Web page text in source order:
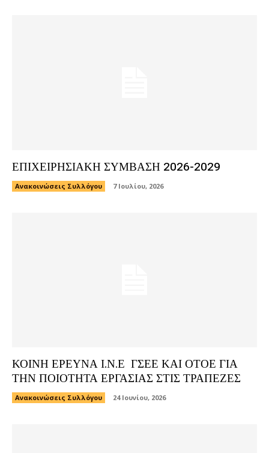
ΕΠΙΧΕΙΡΗΣΙΑΚΗ ΣΥΜΒΑΣΗ 2026-2029
Ανακοινώσεις Συλλόγου 7 Ιουλίου, 2026
ΚΟΙΝΗ ΕΡΕΥΝΑ Ι.Ν.Ε ΓΣΕΕ ΚΑΙ ΟΤΟΕ ΓΙΑ
ΤΗΝ ΠΟΙΟΤΗΤΑ ΕΡΓΑΣΙΑΣ ΣΤΙΣ ΤΡΑΠΕΖΕΣ
Ανακοινώσεις Συλλόγου 24 Ιουνίου, 2026